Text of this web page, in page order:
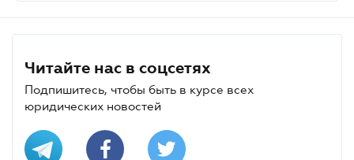
Читайте нас в соцсетях
Подпишитесь, чтобы быть в курсе всех
юридических новостей